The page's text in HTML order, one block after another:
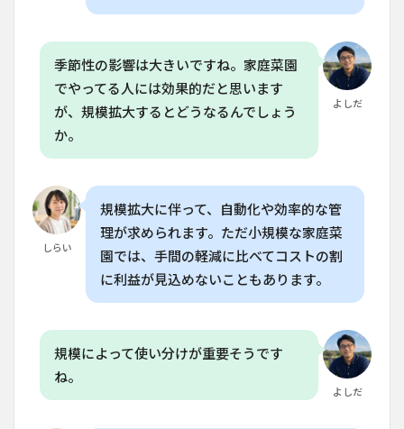
Q.
gardening
で育てる
野菜の育
成期間は
どのくら
か？
よしだ
季節性の影響は大きいですね。家庭菜園
でやってる人には効果的だと思います
が、規模拡大するとどうなるんでしょう
か。
しらい
規模拡大に伴って、自動化や効率的な管
理が求められます。ただ小規模な家庭菜
園では、手間の軽減に比べてコストの割
に利益が見込めないこともあります。
よしだ
規模によって使い分けが重要そうです
ね。